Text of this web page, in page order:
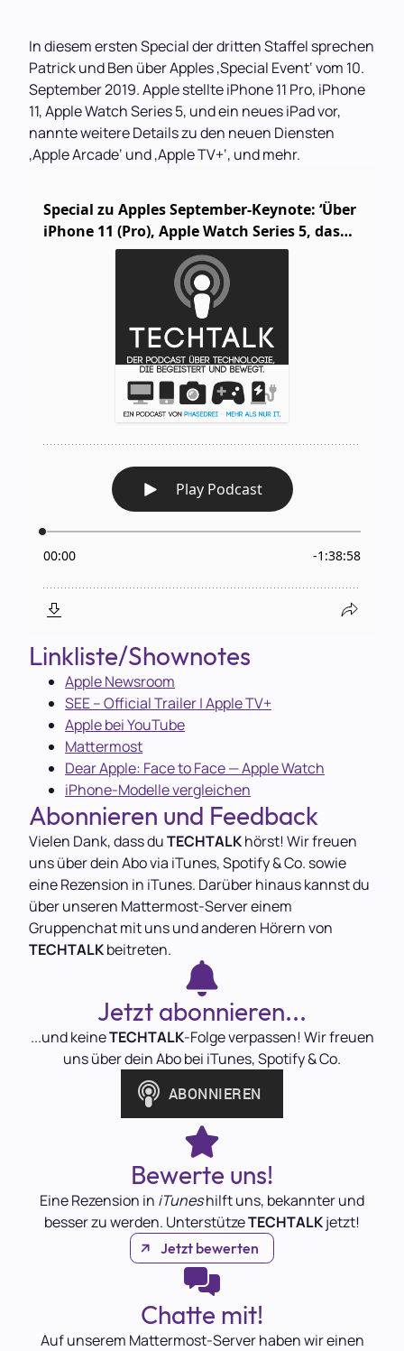
In diesem ersten Special der dritten Staffel sprechen
Patrick und Ben über Apples ‚Special Event‘ vom 10.
September 2019. Apple stellte iPhone 11 Pro, iPhone
11, Apple Watch Series 5, und ein neues iPad vor,
nannte weitere Details zu den neuen Diensten
‚Apple Arcade‘ und ‚Apple TV+‘, und mehr.
Linkliste/Shownotes
Apple Newsroom
SEE – Official Trailer | Apple TV+
Apple bei YouTube
Mattermost
Dear Apple: Face to Face — Apple Watch
iPhone-Modelle vergleichen
Abonnieren und Feedback
Vielen Dank, dass duTECHTALKhörst! Wir freuen
uns über dein Abo via iTunes, Spotify & Co. sowie
eine Rezension in iTunes. Darüber hinaus kannst du
über unseren Mattermost-Server einem
Gruppenchat mit uns und anderen Hörern von
TECHTALKbeitreten.
Jetzt abonnieren...
...und keineTECHTALK-Folge verpassen! Wir freuen
uns über dein Abo bei iTunes, Spotify & Co.
Bewerte uns!
Eine Rezension in iTuneshilft uns, bekannter und
besser zu werden. UnterstützeTECHTALKjetzt!
Jetzt bewerten
Chatte mit!
Auf unserem Mattermost-Server haben wir einen